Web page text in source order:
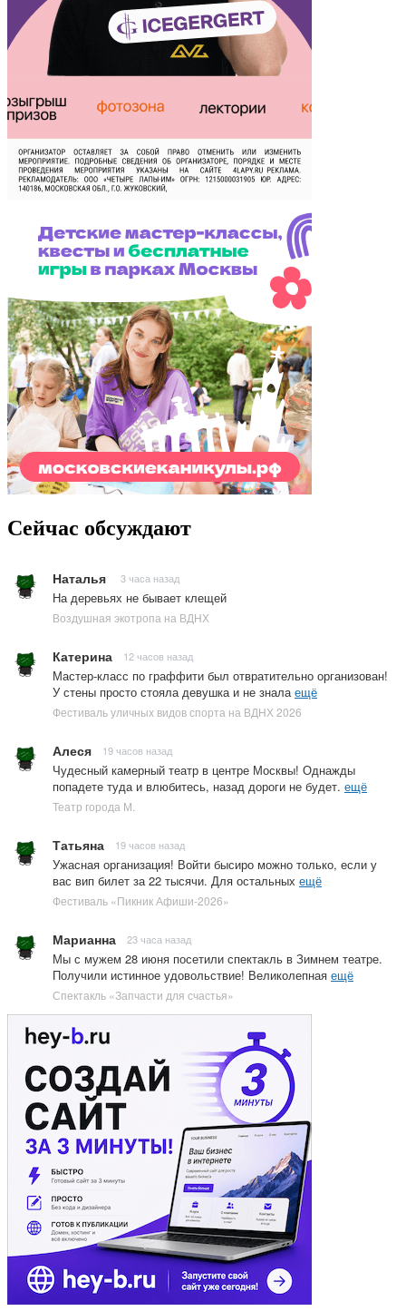
Сейчас обсуждают
Наталья 3 часа назад
На деревьях не бывает клещей
Воздушная экотропа на ВДНХ
Катерина 12 часов назад
Мастер-класс по граффити был отвратительно организован!
У стены просто стояла девушка и не зналаещё
Фестиваль уличных видов спорта на ВДНХ 2026
Алеся 19 часов назад
Чудесный камерный театр в центре Москвы! Однажды
попадете туда и влюбитесь, назад дороги не будет. ещё
Театр города М.
Татьяна 19 часов назад
Ужасная организация! Войти бысиро можно только, если у
вас вип билет за 22 тысячи. Для остальных ещё
Фестиваль «Пикник Афиши-2026»
Марианна 23 часа назад
Мы с мужем 28 июня посетили спектакль в Зимнем театре.
Получили истинное удовольствие! Великолепная ещё
Спектакль «Запчасти для счастья»